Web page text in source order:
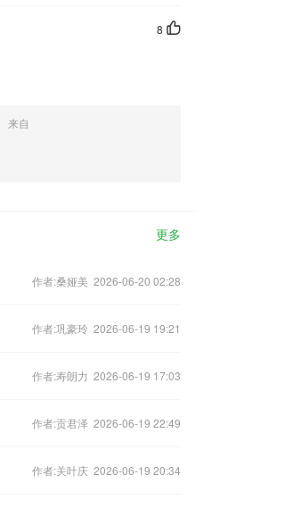
8
来自
更多
作者:桑娅美 2026-06-20 02:28
作者:巩豪玲 2026-06-19 19:21
作者:寿朗力 2026-06-19 17:03
作者:贡君泽 2026-06-19 22:49
作者:关叶庆 2026-06-19 20:34